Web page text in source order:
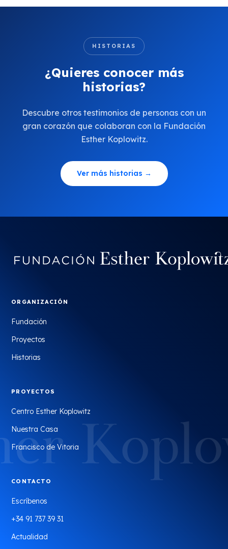
HISTORIAS
¿Quieres conocer más
historias?
Descubre otros testimonios de personas con un
gran corazón que colaboran con la Fundación
Esther Koplowitz.
Ver más historias →
ORGANIZACIÓN
Fundación
Proyectos
Historias
PROYECTOS
Centro Esther Koplowitz
Nuestra Casa
Francisco de Vitoria
CONTACTO
Escríbenos
+34 91 737 39 31
Actualidad